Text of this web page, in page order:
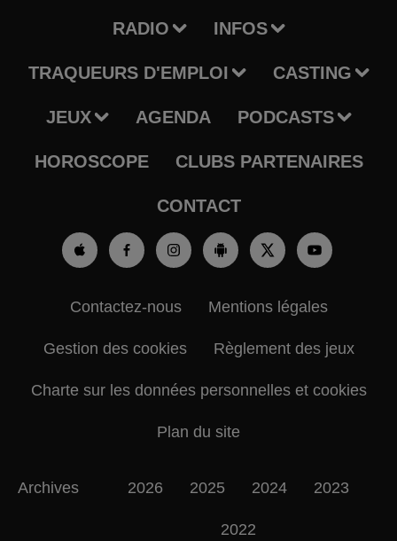
RADIO INFOS
TRAQUEURS D'EMPLOI CASTING
JEUX AGENDA PODCASTS
HOROSCOPE CLUBS PARTENAIRES
CONTACT
Contactez-nous Mentions légales
Gestion des cookies Règlement des jeux
Charte sur les données personnelles et cookies
Plan du site
Archives 2026 2025 2024 2023
2022